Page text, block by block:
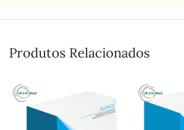
Produtos Relacionados